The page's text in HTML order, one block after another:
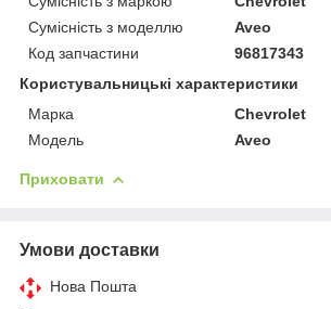
Сумісність з моделлю
Aveo
Код запчастини
96817343
Користувальницькі характеристики
Марка
Chevrolet
Модель
Aveo
Приховати
Умови доставки
Нова Пошта